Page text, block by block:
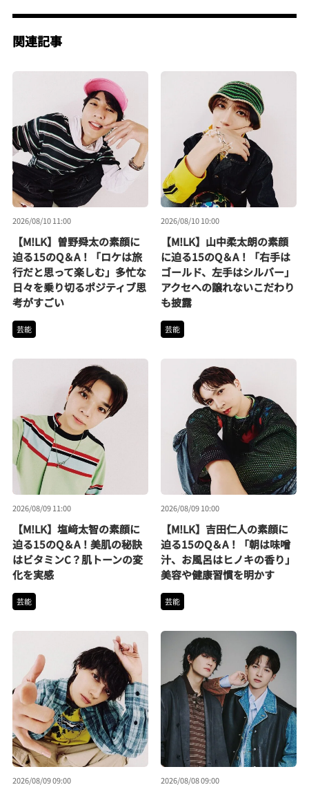
関連記事
2026/08/10 11:00
【M!LK】曽野舜太の素顔に
迫る15のQ＆A！「ロケは旅
行だと思って楽しむ」多忙な
日々を乗り切るポジティブ思
考がすごい
芸能
2026/08/10 10:00
【M!LK】山中柔太朗の素顔
に迫る15のQ＆A！「右手は
ゴールド、左手はシルバー」
アクセへの譲れないこだわり
も披露
芸能
2026/08/09 11:00
【M!LK】塩﨑太智の素顔に
迫る15のQ＆A！美肌の秘訣
はビタミンC？肌トーンの変
化を実感
芸能
2026/08/09 10:00
【M!LK】吉田仁人の素顔に
迫る15のQ＆A！「朝は味噌
汁、お風呂はヒノキの香り」
美容や健康習慣を明かす
芸能
2026/08/09 09:00 2026/08/08 09:00